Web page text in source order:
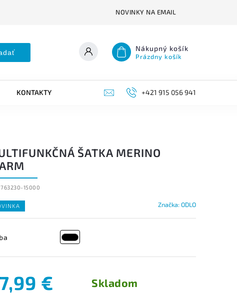
NOVINKY NA EMAIL
Nákupný košík
Prázdny košík
KONTAKTY +421 915 056 941
ŠATKA MERINO
763230-15000
Značka: ODLO
€ Skladom